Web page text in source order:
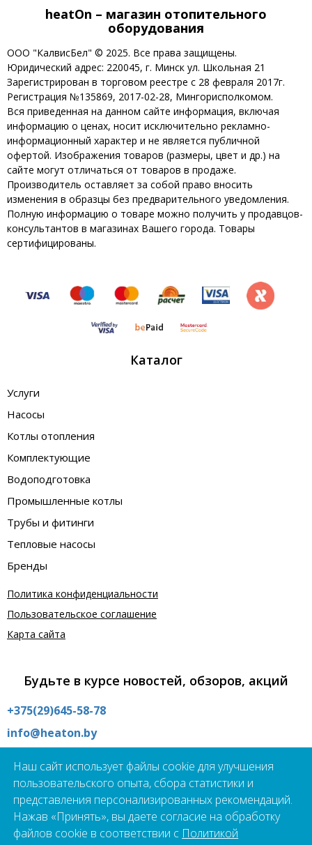
heatOn – магазин отопительного
оборудования
ООО "КалвисБел" © 2025. Все права защищены.
Юридический адрес: 220045, г. Минск ул. Школьная 21
Зарегистрирован в торговом реестре с 28 февраля 2017г.
Регистрация №135869, 2017-02-28, Мингорисполкомом.
Вся приведенная на данном сайте информация, включая
информацию о ценах, носит исключительно рекламно-
информационный характер и не является публичной
офертой. Изображения товаров (размеры, цвет и др.) на
сайте могут отличаться от товаров в продаже.
Производитель оставляет за собой право вносить
изменения в образцы без предварительного уведомления.
Полную информацию о товаре можно получить у продавцов-
консультантов в магазинах Вашего города. Товары
сертифицированы.
Каталог
Услуги
Насосы
Котлы отопления
Комплектующие
Водоподготовка
Промышленные котлы
Трубы и фитинги
Тепловые насосы
Бренды
Политика конфиденциальности
Пользовательское соглашение
Карта сайта
Будьте в курсе новостей, обзоров, акций
+375(29)645-58-78
info@heaton.by
09:00 - 21:00 без выходных
Шоурум:
09:00 - 19:00 пн - пт
г.Минск, ул. Школьная 21А
Подпишись на наш чат-бот прямо сейчас!
Наш сайт использует файлы cookie для улучшения
пользовательского опыта, сбора статистики и
представления персонализированных рекомендаций.
Нажав «Принять», вы даете согласие на обработку
файлов cookie в соответствии с Политикой